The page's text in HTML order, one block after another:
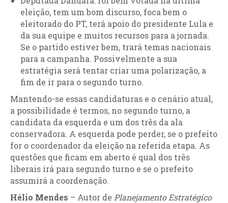
eleição, tem um bom discurso, foca bem o
eleitorado do PT, terá apoio do presidente Lula e
da sua equipe e muitos recursos para a jornada.
Se o partido estiver bem, trará temas nacionais
para a campanha. Possivelmente a sua
estratégia será tentar criar uma polarização, a
fim de ir para o segundo turno.
Mantendo-se essas candidaturas e o cenário atual,
a possibilidade é termos, no segundo turno, a
candidata da esquerda e um dos três da ala
conservadora. A esquerda pode perder, se o prefeito
for o coordenador da eleição na referida etapa. As
questões que ficam em aberto é qual dos três
liberais irá para segundo turno e se o prefeito
assumirá a coordenação.
Hélio Mendes – Autor de Planejamento Estratégico